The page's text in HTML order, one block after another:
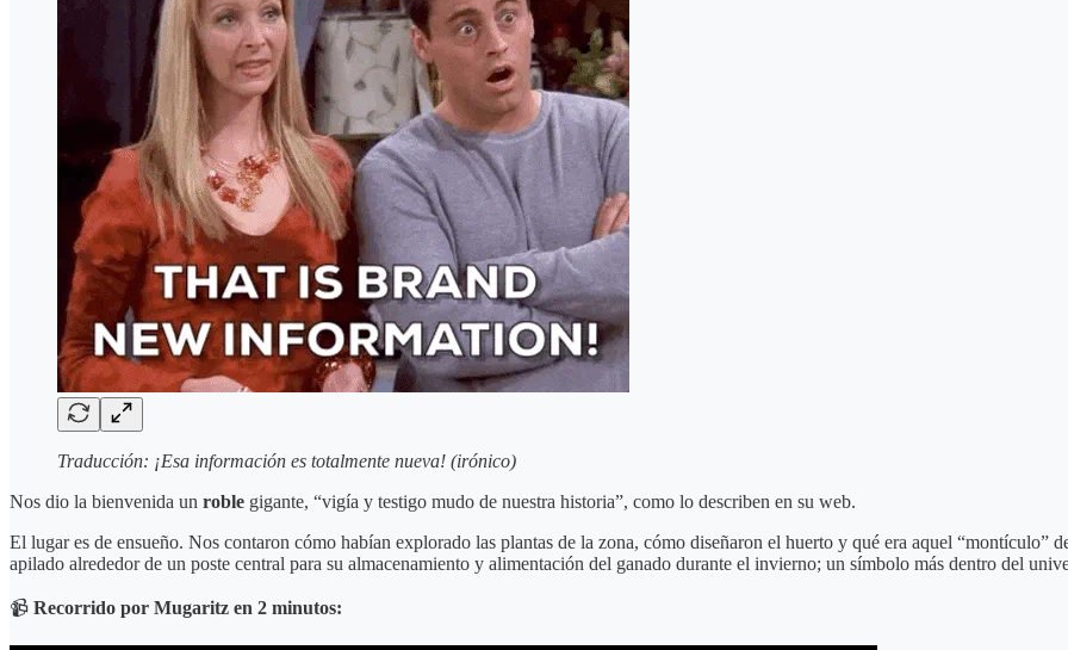
Traducción: ¡Esa información es totalmente nueva! (irónico)
Nos dio la bienvenida un roble gigante, “vigía y testigo mudo de nuestra historia”, como lo describen en su web.
El lugar es de ensueño. Nos contaron cómo habían explorado las plantas de la zona, cómo diseñaron el huerto y qué era aquel “montículo”
apilado alrededor de un poste central para su almacenamiento y alimentación del ganado durante el invierno; un símbolo más dentro del
📹 Recorrido por Mugaritz en 2 minutos: